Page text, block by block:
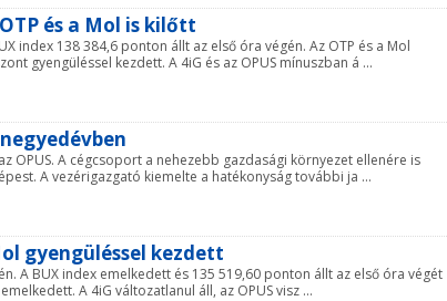
és a Mol is kilőtt
index 138 384,6 ponton állt az első óra végén. Az OTP és a Mol
gyengüléssel kezdett. A 4iG és az OPUS mínuszban á ...
OPUS. A cégcsoport a nehezebb gazdasági környezet ellenére is
A vezérigazgató kiemelte a hatékonyság további ja ...
gyengüléssel kezdett
A BUX index emelkedett és 135 519,60 ponton állt az első óra végét
A 4iG változatlanul áll, az OPUS visz ...